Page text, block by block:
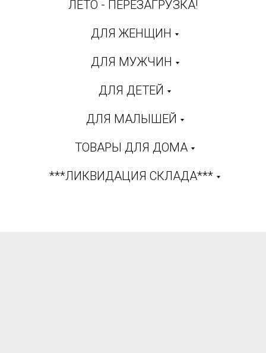
ЛЕТО - ПЕРЕЗАГРУЗКА!
ДЛЯ ЖЕНЩИН
ДЛЯ МУЖЧИН
ДЛЯ ДЕТЕЙ
ДЛЯ МАЛЫШЕЙ
ТОВАРЫ ДЛЯ ДОМА
***ЛИКВИДАЦИЯ СКЛАДА***